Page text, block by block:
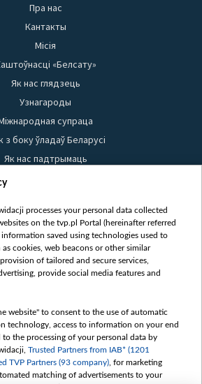
Пра нас
Кантакты
Місія
«Белсату»
Як нас глядзець
Узнагароды
супраца
з боку ўладаў Беларусі
Як нас падтрымаць
выкарыстання матэрыялаў
Бяспека
Youtube
Белсат news
Белсат Shorts
Жэстачайшы мульт
Belsat English
Biełsat PL
Белсат Now
processes your personal data collected
on the tvp.pl Portal (hereinafter referred
saved using technologies used to
cookies, web beacons or other similar
of tailored and secure services,
provide social media features and
website" to consent to the use of automatic
technology, access to information on your end
to the processing of your personal data by
Trusted Partners from IAB* (1201
TVP Partners (93 company) , for marketing
matching of advertisements to your